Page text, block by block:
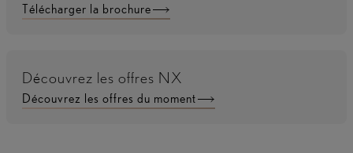
Télécharger la brochure
Découvrez les offres NX
Découvrez les offres du moment